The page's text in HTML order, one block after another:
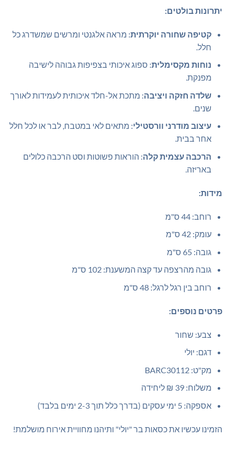
יתרונות בולטים:
קטיפה שחורה יוקרתית: מראה אלגנטי ומרשים שמשדרג כל
חלל.
נוחות מקסימלית: ספוג איכותי בצפיפות גבוהה לישיבה
מפנקת.
שלדה חזקה ויציבה: מתכת אל-חלד איכותית לעמידות לאורך
שנים.
עיצוב מודרני וורסטילי: מתאים לאי במטבח, לבר או לכל חלל
אחר בבית.
הרכבה עצמית קלה: הוראות פשוטות וסט הרכבה כלולים
באריזה.
מידות:
רוחב: 44 ס"מ
עומק: 42 ס"מ
גובה: 65 ס"מ
גובה מהרצפה עד קצה המשענת: 102 ס"מ
רוחב בין רגל לרגל: 48 ס"מ
פרטים נוספים:
צבע: שחור
דגם: יולי
מק"ט: BARC30112
משלוח: 39 ₪ ליחידה
אספקה: 5 ימי עסקים (בדרך כלל תוך 2-3 ימים בלבד)
הזמינו עכשיו את כסאות בר "יולי" ותיהנו מחוויית אירוח מושלמת!